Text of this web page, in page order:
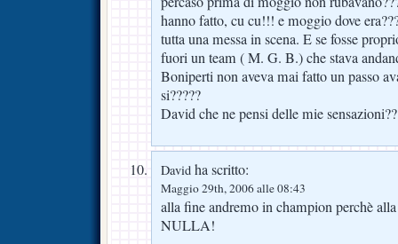
hanno fatto, cu cu!!! e moggio dove
tutta una messa in scena. E se fosse
fuori un team ( M. G. B.) che stava
Boniperti non aveva mai fatto un passo
si?????
David che ne pensi delle mie
David ha scritto:
Maggio 29th, 2006 alle 08:43
alla fine andremo in champion perchè
NULLA!